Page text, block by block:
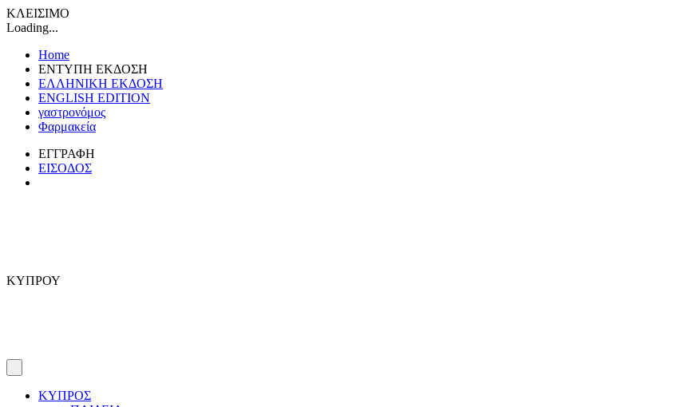
ΚΛΕΙΣΙΜΟ
Loading...
Home
ΕΝΤΥΠΗ ΕΚΔΟΣΗ
ΕΛΛΗΝΙΚΗ ΕΚΔΟΣΗ
ENGLISH EDITION
γαστρονόμος
Φαρμακεία
ΕΓΓΡΑΦΗ
ΕΙΣΟΔΟΣ
ΚΥΠΡΟΥ
ΚΥΠΡΟΣ